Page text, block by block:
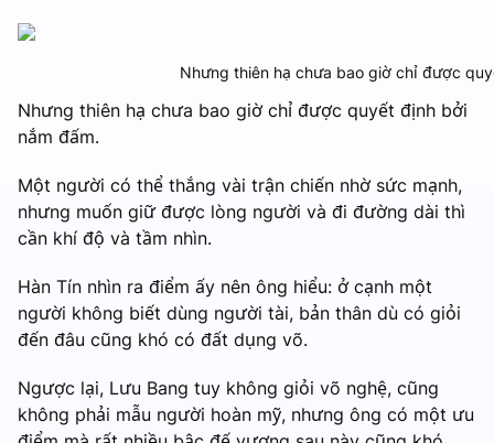
Nhưng thiên hạ chưa bao giờ chỉ được
Nhưng thiên hạ chưa bao giờ chỉ được quyết định bởi
nắm đấm.
Một người có thể thắng vài trận chiến nhờ sức mạnh,
nhưng muốn giữ được lòng người và đi đường dài thì
cần khí độ và tầm nhìn.
Hàn Tín nhìn ra điểm ấy nên ông hiểu: ở cạnh một
người không biết dùng người tài, bản thân dù có giỏi
đến đâu cũng khó có đất dụng võ.
Ngược lại, Lưu Bang tuy không giỏi võ nghệ, cũng
không phải mẫu người hoàn mỹ, nhưng ông có một ưu